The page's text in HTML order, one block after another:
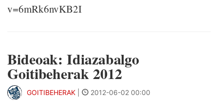
v=6mRk6nvKB2I
Bideoak: Idiazabalgo
Goitibeherak 2012
GOITIBEHERAK 2012-06-02 00:00